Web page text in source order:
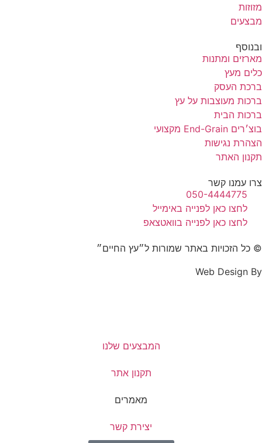
מזוזות
מבצעים
ובנוסף
מארזים ומתנות
כלים מעץ
ברכת העסק
ברכות מעוצבות על עץ
ברכות הבית
בוצ׳רים End-Grain מקצועי
הצהרת נגישות
תקנון האתר
צרו עמנו קשר
050-4444775
לחצו כאן לפנייה באימייל
לחצו כאן לפנייה בוואטצאפ
© כל הזכויות באתר שמורות ל״עץ החיים״
Web Design By
המבצעים שלנו
תקנון אתר
מאמרים
יצירת קשר